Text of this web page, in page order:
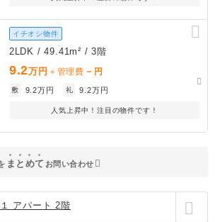
イチオシ物件
2LDK / 49.41m² / 3階
9.2万円 ＋管理費 － 円
敷 9.2万円 礼 9.2万円
人気上昇中！注目の物件です！
ま と めて お問い合わせ
アパート 2階